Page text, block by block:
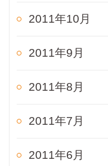
2011年10月
2011年9月
2011年8月
2011年7月
2011年6月